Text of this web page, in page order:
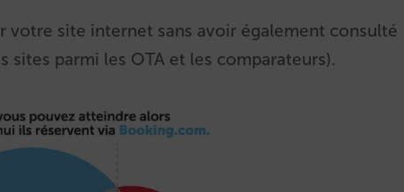
votre site internet sans avoir également consulté
sites parmi les OTA et les comparateurs).